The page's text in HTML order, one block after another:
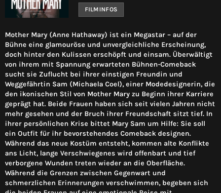
FILMINFOS
Mother Mary (Anne Hathaway) ist ein Megastar – auf der
Bühne eine glamouröse und unvergleichliche Erscheinung,
doch hinter den Kulissen erschöpft und einsam. Überwältigt
von ihrem mit Spannung erwarteten Bühnen-Comeback
sucht sie Zuflucht bei ihrer einstigen Freundin und
Weggefährtin Sam (Michaela Coel), einer Modedesignerin, die
den ikonischen Stil von Mother Mary zu Beginn ihrer Karriere
geprägt hat. Beide Frauen haben sich seit vielen Jahren nicht
mehr gesehen und der Bruch ihrer Freundschaft sitzt tief. In
ihrer persönlichen Krise bittet Mary Sam um Hilfe: Sie soll
ein Outfit für ihr bevorstehendes Comeback designen.
Während das neue Kostüm entsteht, kommen alte Konflikte
ans Licht, lange Verschwiegenes wird offenbart und tief
verborgene Wunden treten wieder an die Oberfläche.
Während die Grenzen zwischen Gegenwart und
schmerzlichen Erinnerungen verschwimmen, begeben sich